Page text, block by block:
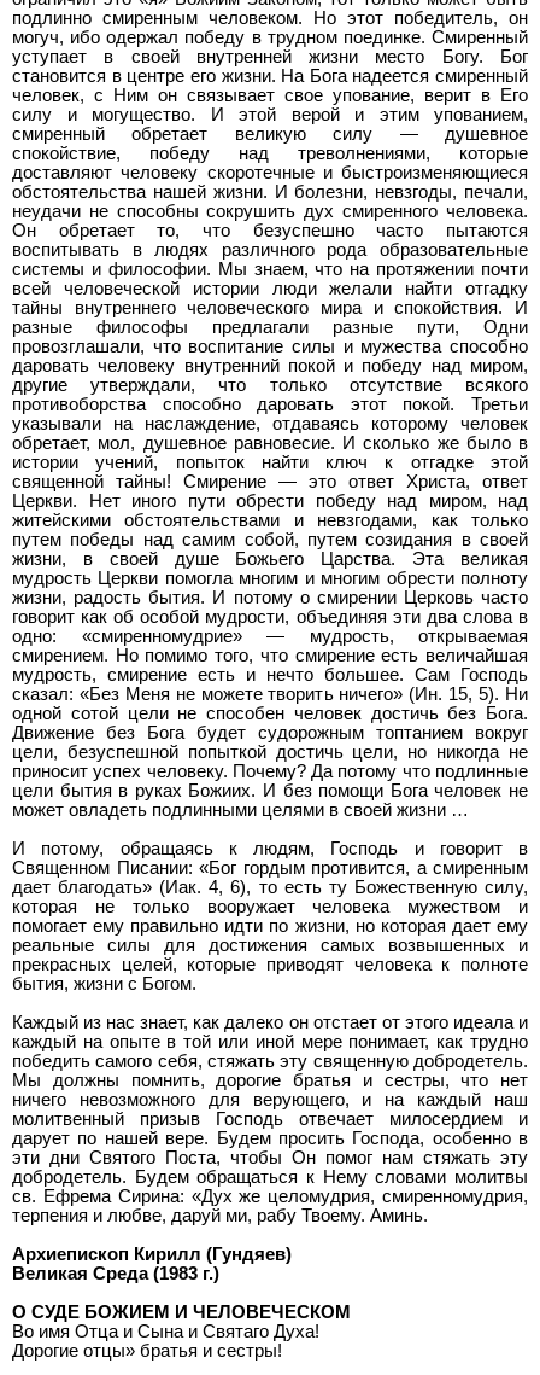
подлинно смиренным человеком. Но этот победитель, он
могуч, ибо одержал победу в трудном поединке. Смиренный
уступает в своей внутренней жизни место Богу. Бог
становится в центре его жизни. На Бога надеется смиренный
человек, с Ним он связывает свое упование, верит в Его
силу и могущество. И этой верой и этим упованием,
смиренный обретает великую силу — душевное
спокойствие, победу над треволнениями, которые
доставляют человеку скоротечные и быстроизменяющиеся
обстоятельства нашей жизни. И болезни, невзгоды, печали,
неудачи не способны сокрушить дух смиренного человека.
Он обретает то, что безуспешно часто пытаются
воспитывать в людях различного рода образовательные
системы и философии. Мы знаем, что на протяжении почти
всей человеческой истории люди желали найти отгадку
тайны внутреннего человеческого мира и спокойствия. И
разные философы предлагали разные пути, Одни
провозглашали, что воспитание силы и мужества способно
даровать человеку внутренний покой и победу над миром,
другие утверждали, что только отсутствие всякого
противоборства способно даровать этот покой. Третьи
указывали на наслаждение, отдаваясь которому человек
обретает, мол, душевное равновесие. И сколько же было в
истории учений, попыток найти ключ к отгадке этой
священной тайны! Смирение — это ответ Христа, ответ
Церкви. Нет иного пути обрести победу над миром, над
житейскими обстоятельствами и невзгодами, как только
путем победы над самим собой, путем созидания в своей
жизни, в своей душе Божьего Царства. Эта великая
мудрость Церкви помогла многим и многим обрести полноту
жизни, радость бытия. И потому о смирении Церковь часто
говорит как об особой мудрости, объединяя эти два слова в
одно: «смиренномудрие» — мудрость, открываемая
смирением. Но помимо того, что смирение есть величайшая
мудрость, смирение есть и нечто большее. Сам Господь
сказал: «Без Меня не можете творить ничего» (Ин. 15, 5). Ни
одной сотой цели не способен человек достичь без Бога.
Движение без Бога будет судорожным топтанием вокруг
цели, безуспешной попыткой достичь цели, но никогда не
приносит успех человеку. Почему? Да потому что подлинные
цели бытия в руках Божиих. И без помощи Бога человек не
может овладеть подлинными целями в своей жизни …
И потому, обращаясь к людям, Господь и говорит в
Священном Писании: «Бог гордым противится, а смиренным
дает благодать» (Иак. 4, 6), то есть ту Божественную силу,
которая не только вооружает человека мужеством и
помогает ему правильно идти по жизни, но которая дает ему
реальные силы для достижения самых возвышенных и
прекрасных целей, которые приводят человека к полноте
бытия, жизни с Богом.
Каждый из нас знает, как далеко он отстает от этого идеала и
каждый на опыте в той или иной мере понимает, как трудно
победить самого себя, стяжать эту священную добродетель.
Мы должны помнить, дорогие братья и сестры, что нет
ничего невозможного для верующего, и на каждый наш
молитвенный призыв Господь отвечает милосердием и
дарует по нашей вере. Будем просить Господа, особенно в
эти дни Святого Поста, чтобы Он помог нам стяжать эту
добродетель. Будем обращаться к Нему словами молитвы
св. Ефрема Сирина: «Дух же целомудрия, смиренномудрия,
терпения и любве, даруй ми, рабу Твоему. Аминь.
Архиепископ Кирилл (Гундяев)
Великая Среда (1983 г.)
О СУДЕ БОЖИЕМ И ЧЕЛОВЕЧЕСКОМ
Во имя Отца и Сына и Святаго Духа!
Дорогие отцы» братья и сестры!